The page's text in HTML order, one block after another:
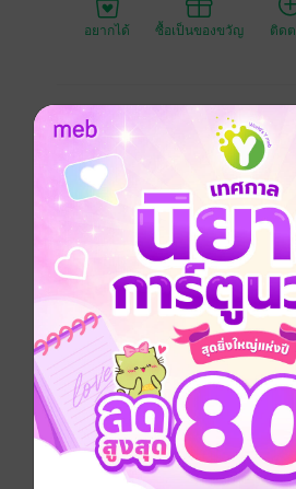
อยากได้ ซื้อเป็นของขวัญ ติด
หลังหมอ KEI ได้ทราบข่าวว่ามีหมอ
กับ ดร. K
เธอจึงไม่รอช้า ไปตามหาตัวเขาที่ห
ชายคนนั้นแท้จริงแล้วเขาคือเงาของ
เจอสมัยยังเด็ก
KEI ตัดสินใจเกลี้ยกล่อมให้เขาออก
ตัวแทนของ ดร. K ที่เสียชีวิตไปแล้ว
การ์ตูนญี่ปุ่น ดรามา สไลซ์อ
ซีรีส์
ประเภทไฟล์
วันที่วางขาย